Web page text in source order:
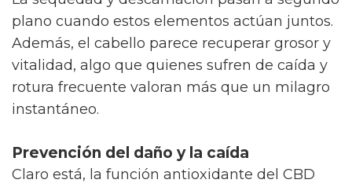
plano cuando estos elementos actúan juntos.
Además, el cabello parece recuperar grosor y
vitalidad, algo que quienes sufren de caída y
rotura frecuente valoran más que un milagro
instantáneo.
Prevención del daño y la caída
Claro está, la función antioxidante del CBD